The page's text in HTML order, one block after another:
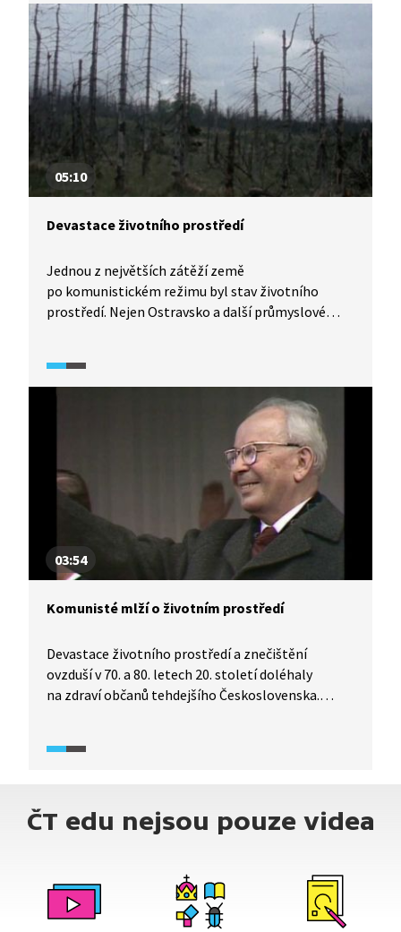
nepřispívaly ani geografické charakteristiky české
kotliny.
05:10
Devastace životního prostředí
Jednou z největších zátěží země
po komunistickém režimu byl stav životního
prostředí. Nejen Ostravsko a další průmyslové
spolu s těžbou uhlí a tepelnými elektrárnami.
Tato kombinace doslova smrtící pro životní
prostředí i všechno živé se stala symbolem chybné
hospodářské politiky předlistopadových vlád.
03:54
Komunisté mlží o životním prostředí
Devastace životního prostředí a znečištění
ovzduší v 70. a 80. letech 20. století doléhaly
na zdraví občanů tehdejšího Československa.
Režim proto záměrně lhal a zamlčoval veřejnosti
by se následně mohli proti vládnoucí straně
ČT edu nejsou pouze videa